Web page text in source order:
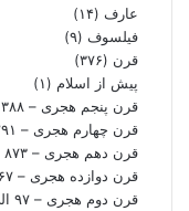
عارف (۱۴)
فیلسوف (۹)
قرن (۳۷۶)
پیش از اسلام (۱)
قرن پنجم هجری – ۳۸۸ الی ۴۸۵ شمسی
قرن چهارم هجری – ۲۹۱ الی ۳۸۸ شمسی
قرن دهم هجری – ۸۷۳ الی ۹۷۰ شمسی
قرن دوازده هجری – ۱۰۶۷ الی ۱۱۶۴ شمسی
قرن دوم هجری – ۹۷ الی ۱۹۴ شمسی